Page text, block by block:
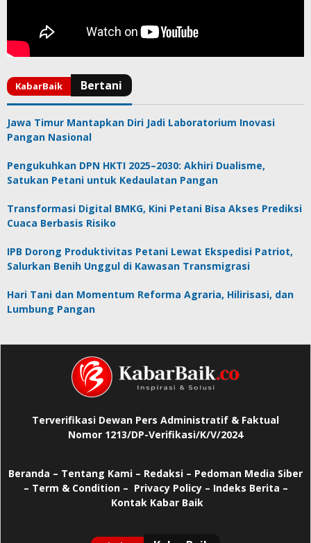
Jawa Timur Mantapkan Diri Jadi Laboratorium Inovasi
Pangan Nasional
Pengukuhkan DPN HKTI 2025–2030: Akhiri Dualisme,
Satukan Petani untuk Kedaulatan Pangan
Transformasi Digital BMKG, Kini Petani Bisa Akses Prediksi
Cuaca Berbasis Risiko
IPB Dorong Produktivitas Petani Lewat Ekspedisi Patriot,
Salurkan Benih Unggul di Kawasan Transmigrasi
Hari Tani dan Momentum Reforma Agraria, Hilirisasi, dan
Lumbung Pangan
Terverifikasi Dewan Pers Administratif & Faktual
Nomor 1213/DP-Verifikasi/K/V/2024
Beranda – Tentang Kami – Redaksi – Pedoman Media Siber
– Term & Condition – Privacy Policy– Indeks Berita –
Kontak Kabar Baik